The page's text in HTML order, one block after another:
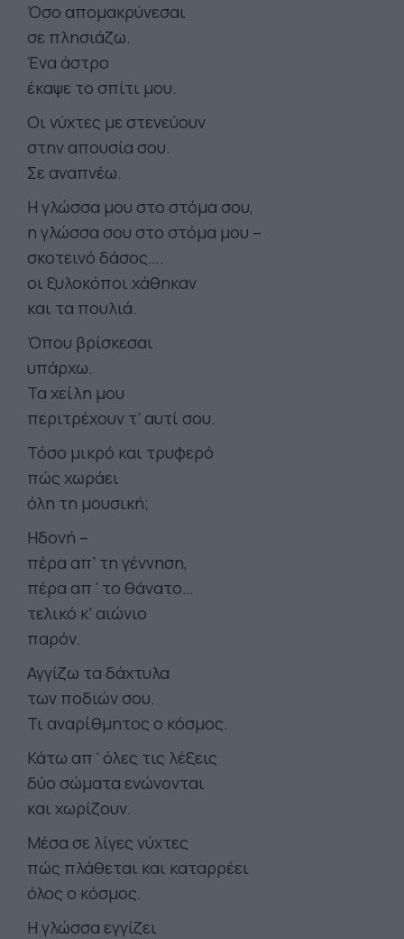
Όσο απομακρύνεσαι
σε πλησιάζω.
Ένα άστρο
έκαψε το σπίτι μου.
Οι νύχτες με στενεύουν
στην απουσία σου.
Σε αναπνέω.
Η γλώσσα μου στο στόμα σου,
η γλώσσα σου στο στόμα μου –
σκοτεινό δάσος….
οι ξυλοκόποι χάθηκαν
και τα πουλιά.
Όπου βρίσκεσαι
υπάρχω.
Τα χείλη μου
περιτρέχουν τ’ αυτί σου.
Τόσο μικρό και τρυφερό
πώς χωράει
όλη τη μουσική;
Ηδονή –
πέρα απ’ τη γέννηση,
πέρα απ΄το θάνατο…
τελικό κ’ αιώνιο
παρόν.
Αγγίζω τα δάχτυλα
των ποδιών σου.
Τι αναρίθμητος ο κόσμος.
Κάτω απ΄όλες τις λέξεις
δύο σώματα ενώνονται
και χωρίζουν.
Μέσα σε λίγες νύχτες
πώς πλάθεται και καταρρέει
όλος ο κόσμος.
Η γλώσσα εγγίζει